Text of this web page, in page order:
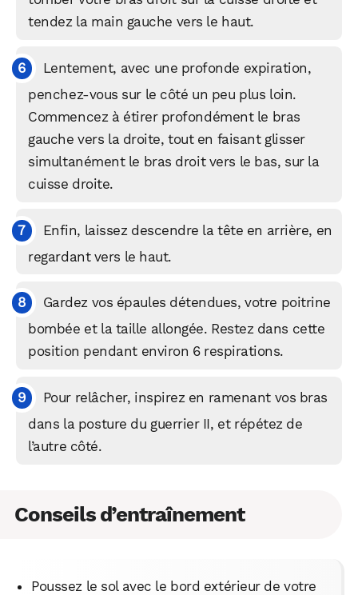
tendez la main gauche vers le haut.
Lentement, avec une profonde expiration,
penchez-vous sur le côté un peu plus loin.
Commencez à étirer profondément le bras
gauche vers la droite, tout en faisant glisser
simultanément le bras droit vers le bas, sur la
cuisse droite.
Enfin, laissez descendre la tête en arrière, en
regardant vers le haut.
Gardez vos épaules détendues, votre poitrine
bombée et la taille allongée. Restez dans cette
position pendant environ 6 respirations.
Pour relâcher, inspirez en ramenant vos bras
dans la posture du guerrier II, et répétez de
l’autre côté.
Conseils d’entraînement
Poussez le sol avec le bord extérieur de votre
Facebook X LinkedIn